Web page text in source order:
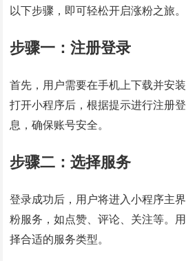
以下步骤，即可轻松开启涨粉之旅。
步骤一：注册登录
首先，用户需要在手机上下载并安
打开小程序后，根据提示进行注册
息，确保账号安全。
步骤二：选择服务
登录成功后，用户将进入小程序主
粉服务，如点赞、评论、关注等。
择合适的服务类型。